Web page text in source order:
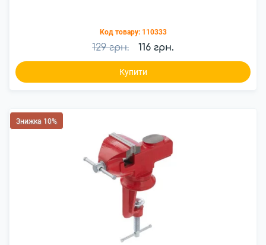
Код товару: 110333
129 грн. 116 грн.
Купити
Знижка 10%